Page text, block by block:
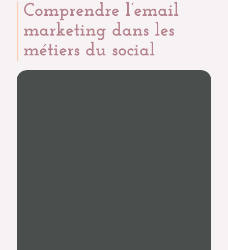
Comprendre l’email
marketing dans les
métiers du social